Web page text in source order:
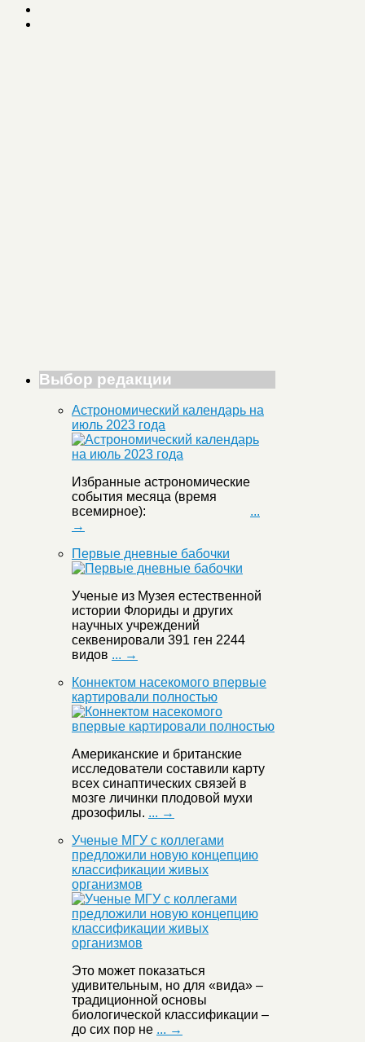
Выбор редакции
Астрономический календарь на
июль 2023 года
Избранные астрономические
события месяца (время
всемирное): ...
→
Первые дневные бабочки
Ученые из Музея естественной
истории Флориды и других
научных учреждений
секвенировали 391 ген 2244
видов ... →
Коннектом насекомого впервые
картировали полностью
Американские и британские
исследователи составили карту
всех синаптических связей в
мозге личинки плодовой мухи
дрозофилы. ... →
Ученые МГУ с коллегами
предложили новую концепцию
классификации живых
организмов
Это может показаться
удивительным, но для «вида» –
традиционной основы
биологической классификации –
до сих пор не ... →